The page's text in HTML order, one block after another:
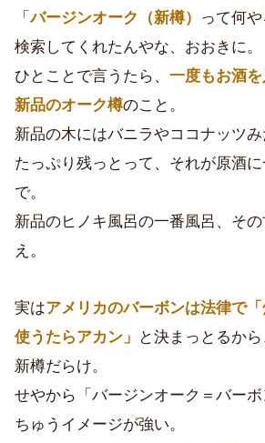
「バージンオーク（新樽）
って何
検索してくれたんやな、おおきに。
ひとことで言うたら、 一度もお酒
新品のオーク樽のこと。
新品の木にはバニラやココナッツ
たっぷり残っとって、それが原酒
で。
新品のヒノキ風呂の一番風呂、そ
え。
実はアメリカのバーボンは法律で
使うたらアカン」
と決まっとるか
新樽だらけ。
せやから「バージンオーク＝バー
ちゅうイメージが強い。